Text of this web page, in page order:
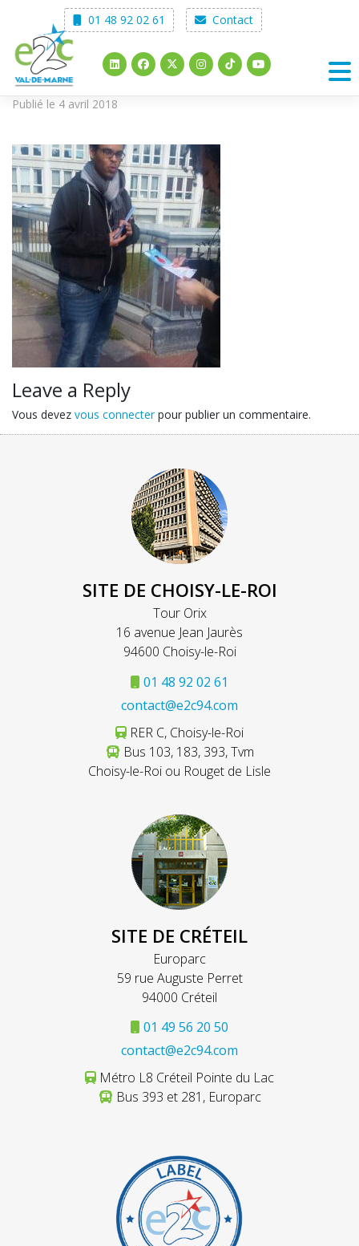
content
01 48 92 02 61 Contact
Publié le 4 avril 2018
Leave a Reply
Vous devez vous connecter pour publier un commentaire.
SITE DE CHOISY-LE-ROI
Tour Orix
16 avenue Jean Jaurès
94600 Choisy-le-Roi
01 48 92 02 61
contact@e2c94.com
RER C, Choisy-le-Roi
Bus 103, 183, 393, Tvm
Choisy-le-Roi ou Rouget de Lisle
SITE DE CRÉTEIL
Europarc
59 rue Auguste Perret
94000 Créteil
01 49 56 20 50
contact@e2c94.com
Métro L8 Créteil Pointe du Lac
Bus 393 et 281, Europarc